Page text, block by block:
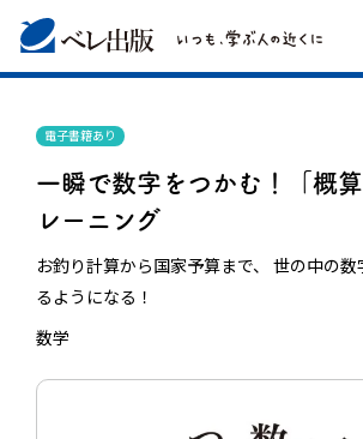
電子書籍あり
一瞬で数字をつかむ！「概
レーニング
お釣り計算から国家予算まで、 世の中の数
るようになる！
数学